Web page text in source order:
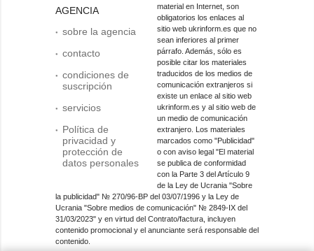
AGENCIA
sobre la agencia
contacto
condiciones de
suscripción
servicios
Política de
privacidad y
protección de
datos personales
material en Internet, son
obligatorios los enlaces al
sitio web ukrinform.es que no
sean inferiores al primer
párrafo. Además, sólo es
posible citar los materiales
traducidos de los medios de
comunicación extranjeros si
existe un enlace al sitio web
ukrinform.es y al sitio web de
un medio de comunicación
extranjero. Los materiales
marcados como "Publicidad"
o con aviso legal "El material
se publica de conformidad
con la Parte 3 del Artículo 9
de la Ley de Ucrania "Sobre
la publicidad" № 270/96-ВР del 03/07/1996 y la Ley de
Ucrania "Sobre medios de comunicación" № 2849-IX del
31/03/2023" y en virtud del Contrato/factura, incluyen
contenido promocional y el anunciante será responsable del
contenido.